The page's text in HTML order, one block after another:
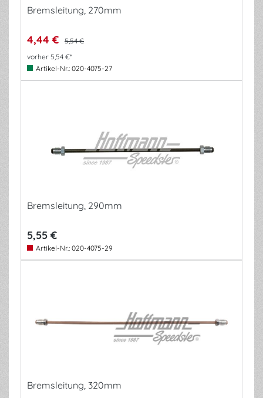
Bremsleitung, 270mm
4,44 €
5,54 €
vorher 5,54 €*
Artikel-Nr.: 020-4075-27
Bremsleitung, 290mm
5,55 €
Artikel-Nr.: 020-4075-29
Bremsleitung, 320mm